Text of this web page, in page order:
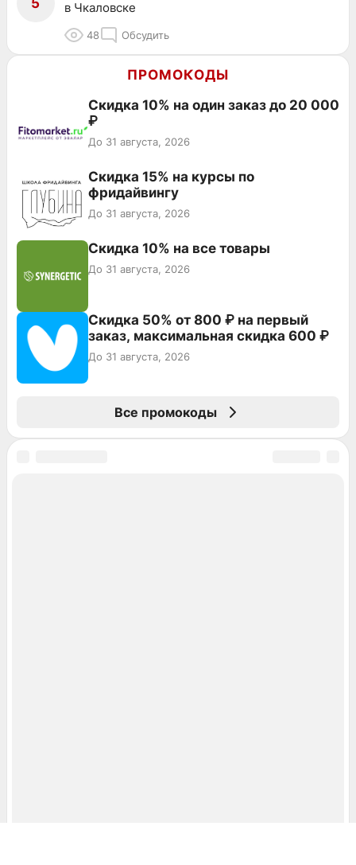
5 в Чкаловске
48 Обсудить
ПРОМОКОДЫ
Скидка 10% на один заказ до 20 000
₽
До 31 августа, 2026
Скидка 15% на курсы по
фридайвингу
До 31 августа, 2026
Скидка 10% на все товары
До 31 августа, 2026
Скидка 50% от 800 ₽ на первый
заказ, максимальная скидка 600 ₽
До 31 августа, 2026
Все промокоды